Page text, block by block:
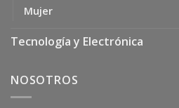
Mujer
Tecnología y Electrónica
NOSOTROS